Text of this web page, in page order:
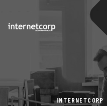
INTERNETCORP